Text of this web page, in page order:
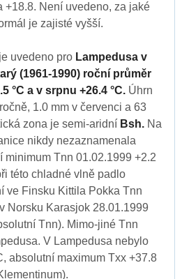
+18.8. Není uvedeno, za jaké
je zajisté vyšší.
uvedeno pro Lampedusa v
(1961-1990) roční průměr
°C a v srpnu +26.4 °C. Úhrn
1.0 mm v červenci a 63
zona je semi-aridní Bsh. Na
nikdy nezaznamenala
minimum Tnn 01.02.1999 +2.2
této chladné vlně padlo
ve Finsku Kittila Pokka Tnn
Norsku Karasjok 28.01.1999
Tnn). Mimo-jiné Tnn
V Lampedusa nebylo
absolutní maximum Txx +37.8